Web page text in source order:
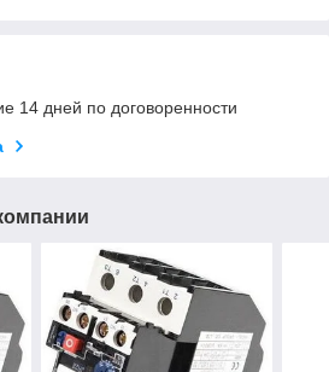
14 дней по договоренности